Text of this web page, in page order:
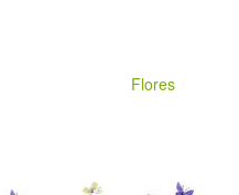
Flores